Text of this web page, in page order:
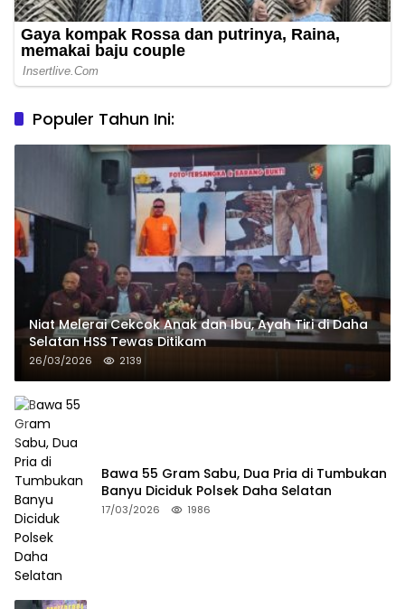
Populer Tahun Ini:
Niat Melerai Cekcok Anak dan Ibu, Ayah Tiri di Daha
Selatan HSS Tewas Ditikam
26/03/2026 2139
Bawa 55 Gram Sabu, Dua Pria di Tumbukan
Banyu Diciduk Polsek Daha Selatan
17/03/2026 1986